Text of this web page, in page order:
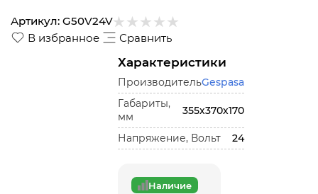
В избранное Сравнить
Артикул: G50V24V
Характеристики
ПроизводительGespasa
Габариты,
мм
355х370х170
Напряжение, Вольт 24
Наличие